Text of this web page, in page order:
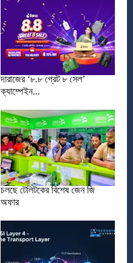
দারাজের ‘৮.৮ গ্রেট ৮ সেল’
ক্যাম্পেইন...
চলছে টেলিটকের বিশেষ জেন জি
অফার